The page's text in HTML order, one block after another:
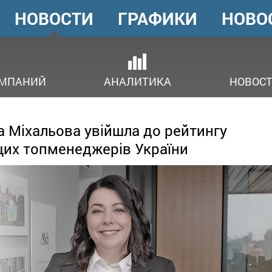
ГОЛОВНЕ
МЕНЮ
НОВОСТИ
АНАЛИТИКА
ГРАФИКИ
Міхальова увійшла до рейтингу
топменеджерів України